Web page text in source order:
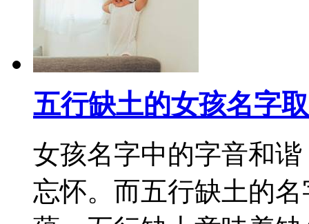
五行缺土的女孩名字
女孩名字中的字音和
忘怀。而五行缺土的